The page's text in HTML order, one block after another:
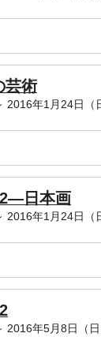
芸術
年1月24日（
日本画
年1月24日（
年5月8日（日